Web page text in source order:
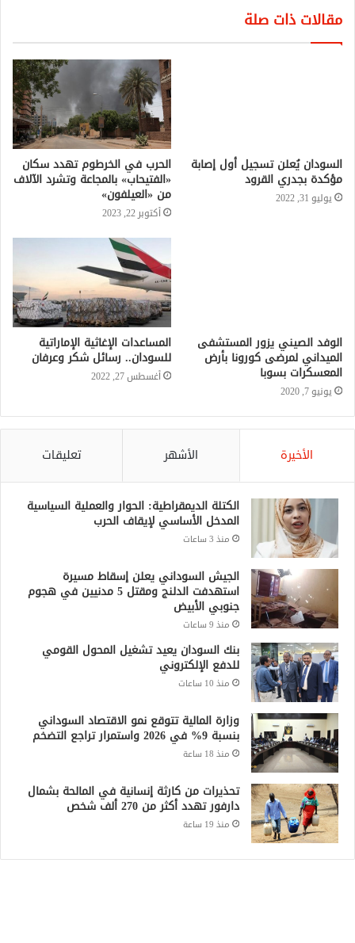
مقالات ذات صلة
الحرب في الخرطوم تهدد سكان
«الفتيحاب» بالمجاعة وتشرد الآلاف
من «العيلفون»
أكتوبر 22, 2023
الوفد الصيني يزور المستشفى
الميداني لمرضى كورونا بأرض
المعسكرات بسوبا
يونيو 7, 2020
المساعدات الإغاثية الإماراتية
للسودان.. رسائل شكر وعرفان
أغسطس 27, 2022
الأخيرة الأشهر تعليقات
الكتلة الديمقراطية: الحوار والعملية السياسية
المدخل الأساسي لإيقاف الحرب
منذ 3 ساعات
الجيش السوداني يعلن إسقاط مسيرة
استهدفت الدلنج ومقتل 5 مدنيين في هجوم
جنوبي الأبيض
منذ 9 ساعات
بنك السودان يعيد تشغيل المحول القومي
للدفع الإلكتروني
منذ 10 ساعات
وزارة المالية تتوقع نمو الاقتصاد السوداني
بنسبة 9% في 2026 واستمرار تراجع التضخم
منذ 18 ساعة
تحذيرات من كارثة إنسانية في المالحة بشمال
دارفور تهدد أكثر من 270 ألف شخص
منذ 19 ساعة